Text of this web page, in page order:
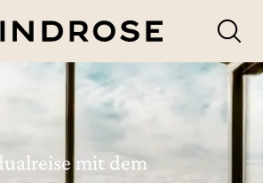
mit dem